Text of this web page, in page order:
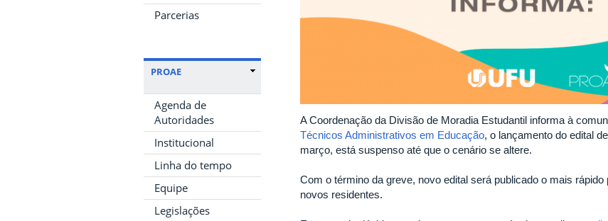
Parcerias
PROAE
Agenda de
Autoridades
Institucional
Linha do tempo
Equipe
Legislações
A Coordenação da Divisão de Moradia Estudantil informa à
Técnicos Administrativos em Educação, o lançamento do edital
março, está suspenso até que o cenário se altere.
Com o término da greve, novo edital será publicado o mais
novos residentes.